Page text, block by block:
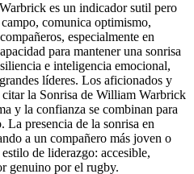
es un indicador sutil pero
comunica optimismo,
especialmente en
para mantener una sonrisa
e inteligencia emocional,
líderes. Los aficionados y
la Sonrisa de William Warbrick
y la confianza se combinan para
presencia de la sonrisa en
a un compañero más joven o
de liderazgo: accesible,
genuino por el rugby.